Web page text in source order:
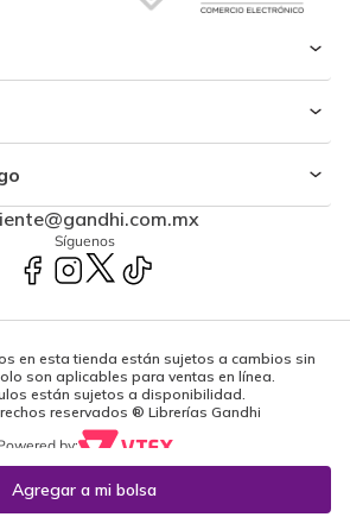
Síguenos
en esta tienda están sujetos a cambios sin
son aplicables para ventas en línea.
están sujetos a disponibilidad.
reservados ® Librerías Gandhi
by: